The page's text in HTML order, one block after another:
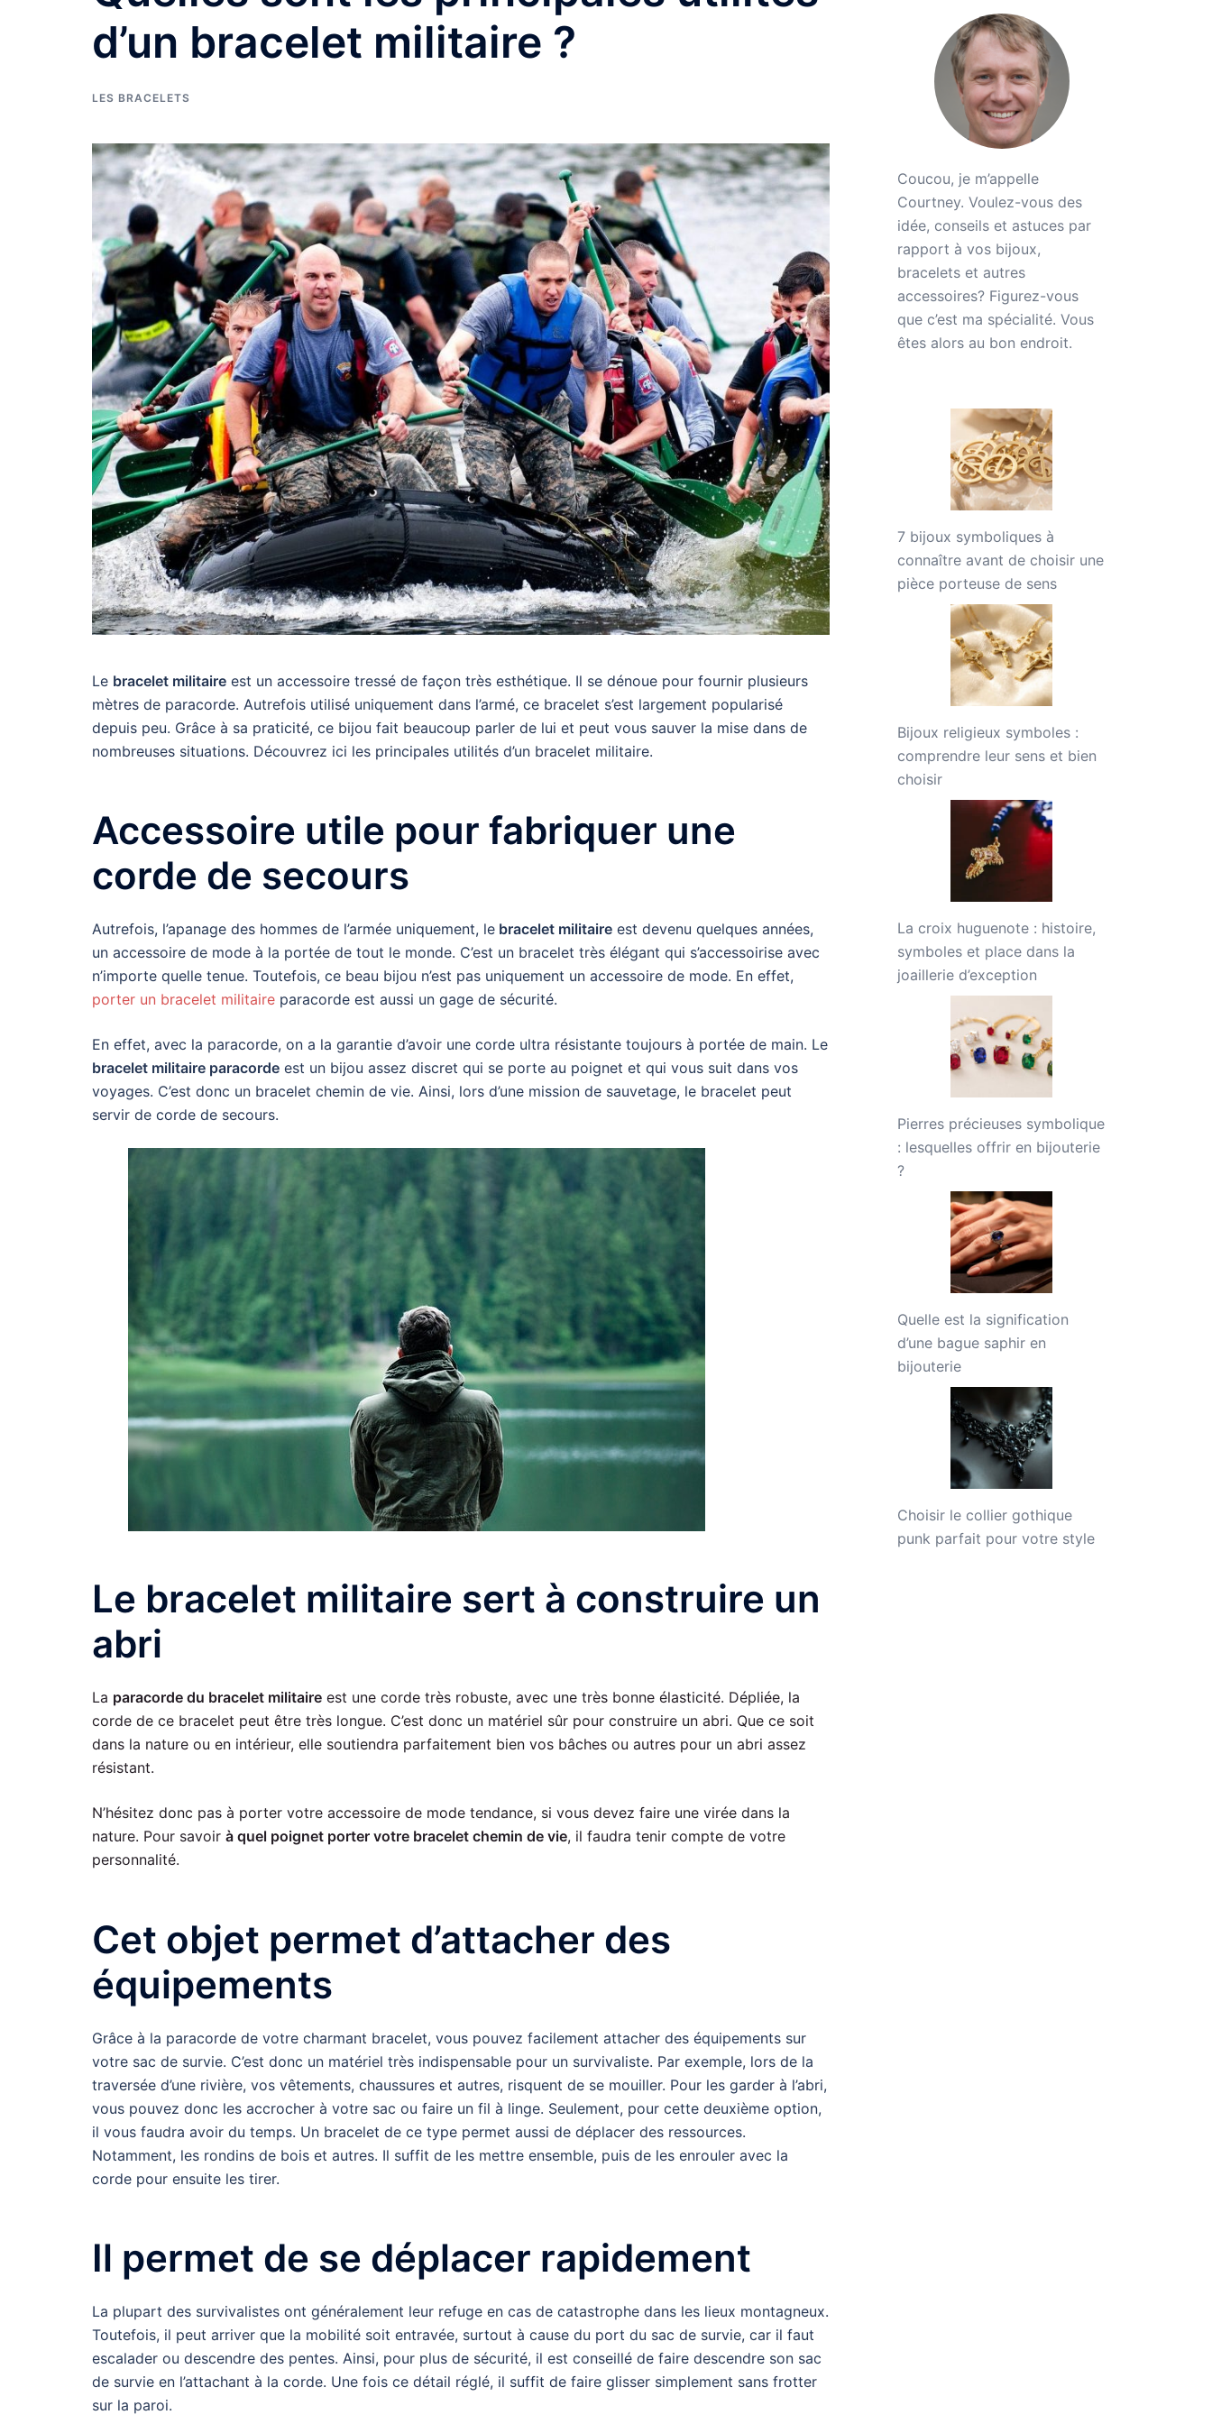
d’un bracelet militaire ?
LES BRACELETS
Le bracelet militaire est un accessoire tressé de façon très esthétique. Il se dénoue pour fournir plusieurs
mètres de paracorde. Autrefois utilisé uniquement dans l’armé, ce bracelet s’est largement popularisé
depuis peu. Grâce à sa praticité, ce bijou fait beaucoup parler de lui et peut vous sauver la mise dans de
nombreuses situations. Découvrez ici les principales utilités d’un bracelet militaire.
Accessoire utile pour fabriquer une
corde de secours
Autrefois, l’apanage des hommes de l’armée uniquement, le bracelet militaire est devenu quelques années,
un accessoire de mode à la portée de tout le monde. C’est un bracelet très élégant qui s’accessoirise avec
n’importe quelle tenue. Toutefois, ce beau bijou n’est pas uniquement un accessoire de mode. En effet,
porter un bracelet militaire paracorde est aussi un gage de sécurité.
En effet, avec la paracorde, on a la garantie d’avoir une corde ultra résistante toujours à portée de main. Le
bracelet militaire paracorde est un bijou assez discret qui se porte au poignet et qui vous suit dans vos
voyages. C’est donc un bracelet chemin de vie. Ainsi, lors d’une mission de sauvetage, le bracelet peut
servir de corde de secours.
Le bracelet militaire sert à construire un
abri
La paracorde du bracelet militaire est une corde très robuste, avec une très bonne élasticité. Dépliée, la
corde de ce bracelet peut être très longue. C’est donc un matériel sûr pour construire un abri. Que ce soit
dans la nature ou en intérieur, elle soutiendra parfaitement bien vos bâches ou autres pour un abri assez
résistant.
N’hésitez donc pas à porter votre accessoire de mode tendance, si vous devez faire une virée dans la
nature. Pour savoir à quel poignet porter votre bracelet chemin de vie, il faudra tenir compte de votre
personnalité.
Cet objet permet d’attacher des
équipements
Grâce à la paracorde de votre charmant bracelet, vous pouvez facilement attacher des équipements sur
votre sac de survie. C’est donc un matériel très indispensable pour un survivaliste. Par exemple, lors de la
traversée d’une rivière, vos vêtements, chaussures et autres, risquent de se mouiller. Pour les garder à l’abri,
vous pouvez donc les accrocher à votre sac ou faire un fil à linge. Seulement, pour cette deuxième option,
il vous faudra avoir du temps. Un bracelet de ce type permet aussi de déplacer des ressources.
Notamment, les rondins de bois et autres. Il suffit de les mettre ensemble, puis de les enrouler avec la
corde pour ensuite les tirer.
Il permet de se déplacer rapidement
La plupart des survivalistes ont généralement leur refuge en cas de catastrophe dans les lieux montagneux.
Toutefois, il peut arriver que la mobilité soit entravée, surtout à cause du port du sac de survie, car il faut
escalader ou descendre des pentes. Ainsi, pour plus de sécurité, il est conseillé de faire descendre son sac
de survie en l’attachant à la corde. Une fois ce détail réglé, il suffit de faire glisser simplement sans frotter
sur la paroi.
Coucou, je m’appelle
Courtney. Voulez-vous des
idée, conseils et astuces par
rapport à vos bijoux,
bracelets et autres
accessoires? Figurez-vous
que c’est ma spécialité. Vous
êtes alors au bon endroit.
7 bijoux symboliques à
connaître avant de choisir une
pièce porteuse de sens
Bijoux religieux symboles :
comprendre leur sens et bien
choisir
La croix huguenote : histoire,
symboles et place dans la
joaillerie d’exception
Pierres précieuses symbolique
: lesquelles offrir en bijouterie
?
Quelle est la signification
d’une bague saphir en
bijouterie
Choisir le collier gothique
punk parfait pour votre style